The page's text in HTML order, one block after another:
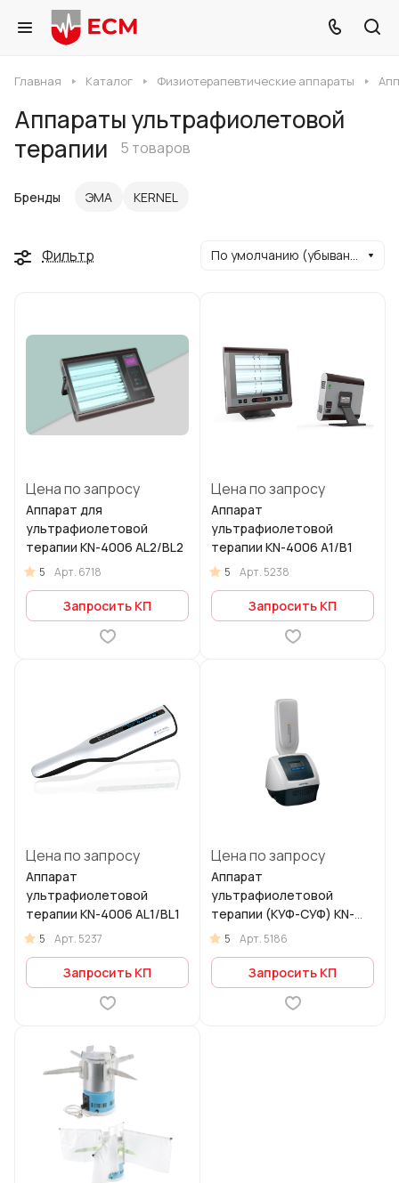
Главная Каталог Физиотерапевтические аппараты
Аппараты ультрафиолетовой
терапии
5 товаров
Бренды ЭМА KERNEL
Фильтр По умолчанию (убывание)
Цена по запросу
Аппарат для
ультрафиолетовой
терапии KN-4006 AL2/BL2
5 Арт. 6718
Запросить КП
Цена по запросу
Аппарат
ультрафиолетовой
терапии KN-4006 A1/B1
5 Арт. 5238
Запросить КП
Цена по запросу
Аппарат
ультрафиолетовой
терапии KN-4006 AL1/BL1
5 Арт. 5237
Запросить КП
Цена по запросу
Аппарат
ультрафиолетовой
терапии (КУФ-СУФ) KN-
4006BC
5 Арт. 5186
Запросить КП